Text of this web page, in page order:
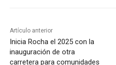
Artículo anterior
Inicia Rocha el 2025 con la
inauguración de otra
carretera para comunidades